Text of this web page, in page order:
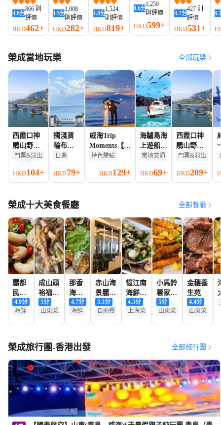
(榮成站
店)
4.6分
866 則
評價
HKD462+
(體育中心
櫻花湖店)
4.5分
1,008
則評價
HKD282+
成海濱公
園九龍城
購物廣場
店)
4.8分
1,524
則評價
HKD819+
麗呈酒店
4.6分
1,250
則評價
HKD599+
Holiday度
假酒店(大
潤發店)
4.7分
427 則
評價
HKD531+
4.7
榮成當地玩樂 全部玩樂
西霞口神
鵰山野生
動物園門
（120cm
含-140cm
門票&演出
HKD104+
擱淺貨
輪布魯
維斯號
+貓頭山
+火炬八
網紅景
遊
日遊
HKD79+
威海Trip
Moments【婚
紗寫真/婚禮
情侶家庭商業
攝影攝像底片
特色體驗
HKD129+
海驢島海
上遊船票
小童票
當地交通
HKD69+
西霞口神
鵰山野生
動物園門
門票&演出
HKD209+
榮成十大美食餐廳 全部餐廳
麗都
民俗
村(榮
成店)
4.9分
海鮮
成山頭
裕福祥
漁家樂
5分
山東菜
那香
海香
海漁
港
4.7分
海鮮
赤山海
景麗呈
酒店
3.3分
自助餐
憶江南
海鮮餐
廳
4.5分
上海菜
小馬鈴
薯家常
菜館
5分
山東菜
金穗養
生苑
4.4分
山東菜
榮成旅行團-香港出發 全部旅行團